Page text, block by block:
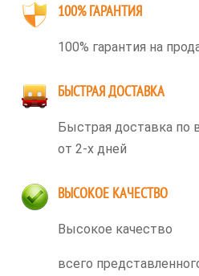
100% ГАРАНТИЯ
100% гарантия на
БЫСТРАЯ ДОСТАВКА
Быстрая доставка по
от 2-х дней
ВЫСОКОЕ КАЧЕСТВО
Высокое качество
всего